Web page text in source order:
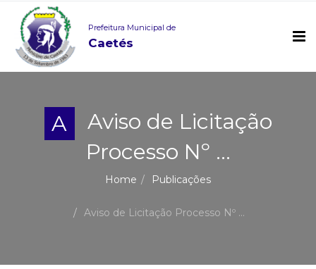
Prefeitura Municipal de
Caetés
A
Aviso de Licitação
Processo Nº ...
Home Publicações
Aviso de Licitação Processo Nº ...